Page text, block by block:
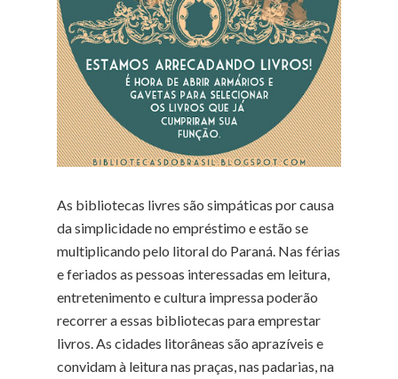
As bibliotecas livres são simpáticas por causa
da simplicidade no empréstimo e estão se
multiplicando pelo litoral do Paraná. Nas férias
e feriados as pessoas interessadas em leitura,
entretenimento e cultura impressa poderão
recorrer a essas bibliotecas para emprestar
livros. As cidades litorâneas são aprazíveis e
convidam à leitura nas praças, nas padarias, na